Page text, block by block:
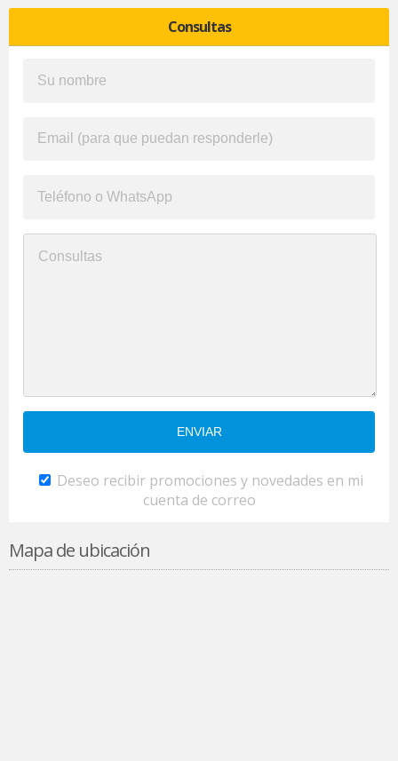
Consultas
Deseo recibir promociones y novedades en mi
cuenta de correo
Mapa de ubicación